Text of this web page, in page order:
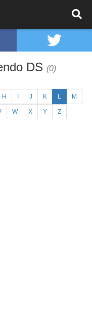
DS (0)
H J K L M
W X Y Z